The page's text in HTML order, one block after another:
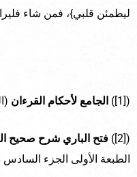
ليطمئن قلبي}، فمن شاء
([1]) الجامع لأحكام القرءان
([2]) فتح الباري شرح صحيح
الطبعة الأولى الجزء السادس